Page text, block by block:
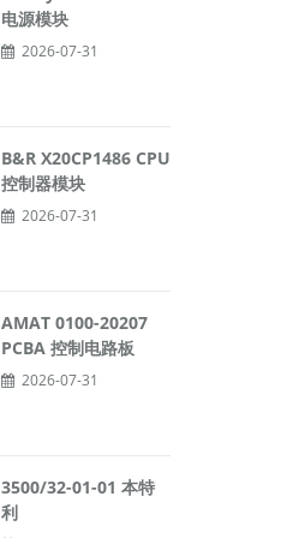
电源模块
2026-07-31
B&R X20CP1486 CPU
控制器模块
2026-07-31
AMAT 0100-20207
PCBA 控制电路板
2026-07-31
3500/32-01-01 本特
利